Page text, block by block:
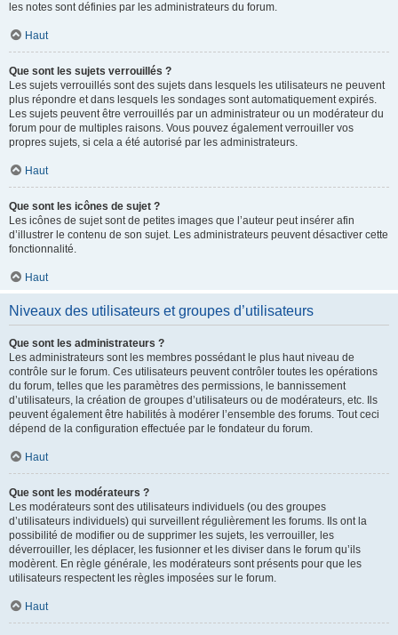
les notes sont définies par les administrateurs du forum.
Haut
Que sont les sujets verrouillés ?
Les sujets verrouillés sont des sujets dans lesquels les utilisateurs ne peuvent
plus répondre et dans lesquels les sondages sont automatiquement expirés.
Les sujets peuvent être verrouillés par un administrateur ou un modérateur du
forum pour de multiples raisons. Vous pouvez également verrouiller vos
propres sujets, si cela a été autorisé par les administrateurs.
Haut
Que sont les icônes de sujet ?
Les icônes de sujet sont de petites images que l’auteur peut insérer afin
d’illustrer le contenu de son sujet. Les administrateurs peuvent désactiver cette
fonctionnalité.
Haut
Niveaux des utilisateurs et groupes d’utilisateurs
Que sont les administrateurs ?
Les administrateurs sont les membres possédant le plus haut niveau de
contrôle sur le forum. Ces utilisateurs peuvent contrôler toutes les opérations
du forum, telles que les paramètres des permissions, le bannissement
d’utilisateurs, la création de groupes d’utilisateurs ou de modérateurs, etc. Ils
peuvent également être habilités à modérer l’ensemble des forums. Tout ceci
dépend de la configuration effectuée par le fondateur du forum.
Haut
Que sont les modérateurs ?
Les modérateurs sont des utilisateurs individuels (ou des groupes
d’utilisateurs individuels) qui surveillent régulièrement les forums. Ils ont la
possibilité de modifier ou de supprimer les sujets, les verrouiller, les
déverrouiller, les déplacer, les fusionner et les diviser dans le forum qu’ils
modèrent. En règle générale, les modérateurs sont présents pour que les
utilisateurs respectent les règles imposées sur le forum.
Haut